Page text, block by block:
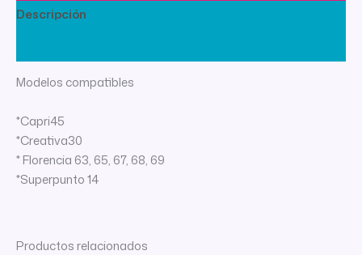
Descripción
Modelos compatibles
*Capri45
*Creativa30
* Florencia 63, 65, 67, 68, 69
*Superpunto 14
Productos relacionados